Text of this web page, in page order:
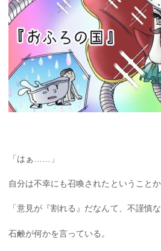
「はぁ……」
自分は不幸にも召喚されたということか
「意見が『割れる』だなんて、不謹慎
石鹸が何かを言っている。